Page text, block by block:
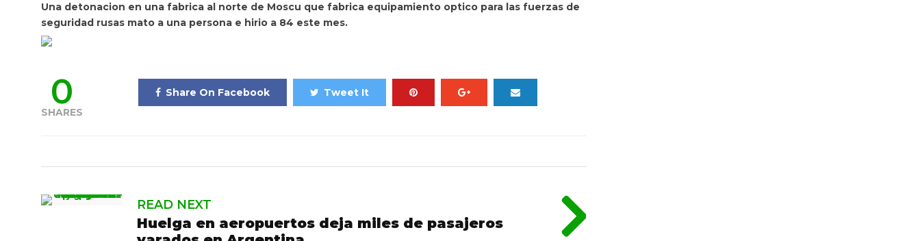
Una detonacion en una fabrica al norte de Moscu que fabrica equipamiento optico para las fuerzas de
seguridad rusas mato a una persona e hirio a 84 este mes.
0
SHARES
Share On Facebook Tweet It
READ NEXT
Huelga en aeropuertos deja miles de pasajeros